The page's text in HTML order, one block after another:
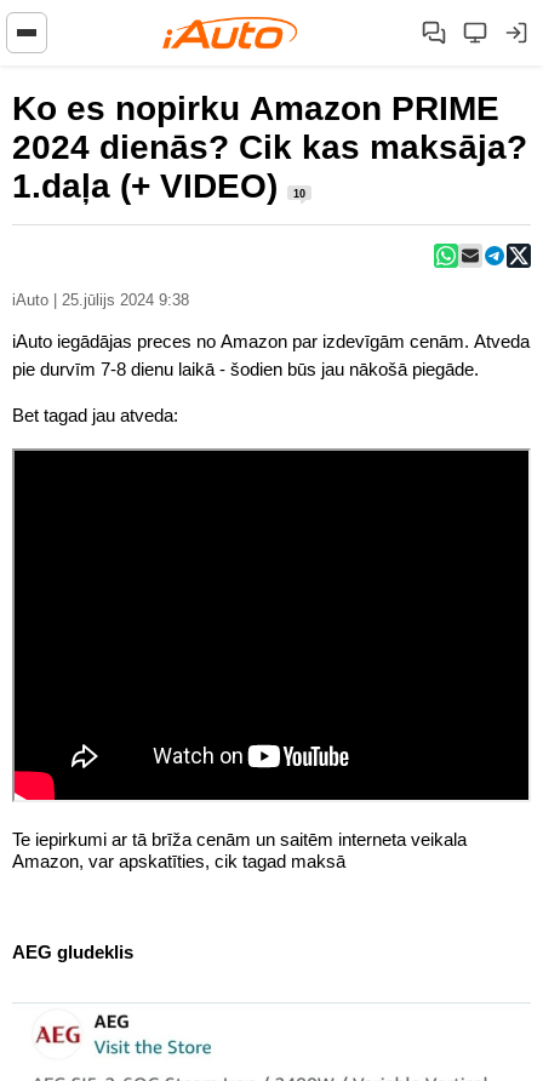
Ko es nopirku Amazon PRIME
2024 dienās? Cik kas maksāja?
1.daļa (+ VIDEO)
10
iAuto | 25.jūlijs 2024 9:38
iAuto iegādājas preces no Amazon par izdevīgām cenām. Atveda
pie durvīm 7-8 dienu laikā - šodien būs jau nākošā piegāde.
Bet tagad jau atveda:
Te iepirkumi ar tā brīža cenām un saitēm interneta veikala
Amazon, var apskatīties, cik tagad maksā
AEG gludeklis